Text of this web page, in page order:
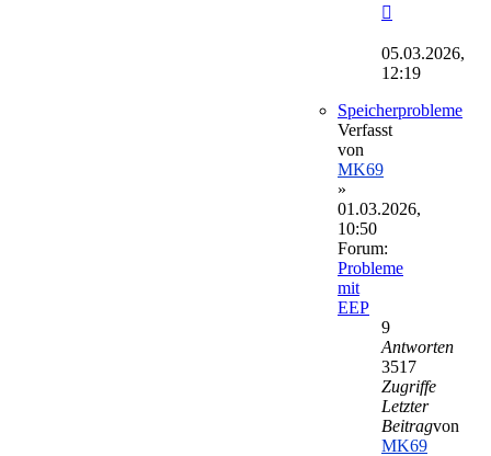
Beitrag
05.03.2026,
12:19
Speicherprobleme
Verfasst
von
MK69
»
01.03.2026,
10:50
Forum:
Probleme
mit
EEP
9
Antworten
3517
Zugriffe
Letzter
Beitragvon
MK69